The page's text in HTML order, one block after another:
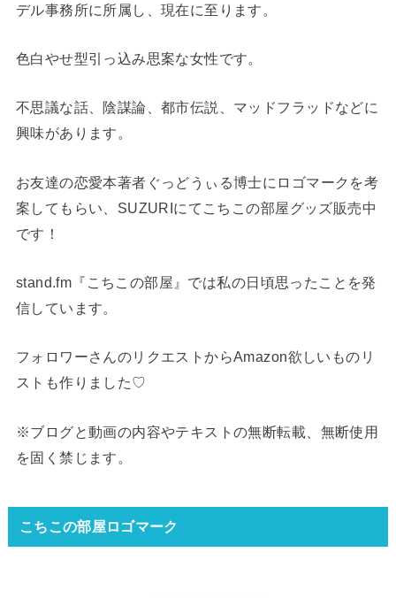
デル事務所に所属し、現在に至ります。
色白やせ型引っ込み思案な女性です。
不思議な話、陰謀論、都市伝説、マッドフラッドなどに
興味があります。
お友達の恋愛本著者ぐっどうぃる博士にロゴマークを考
案してもらい、SUZURIにてこちこの部屋グッズ販売中
です！
stand.fm『こちこの部屋』では私の日頃思ったことを発
信しています。
フォロワーさんのリクエストからAmazon欲しいものリ
ストも作りました♡
※ブログと動画の内容やテキストの無断転載、無断使用
を固く禁じます。
こちこの部屋ロゴマーク